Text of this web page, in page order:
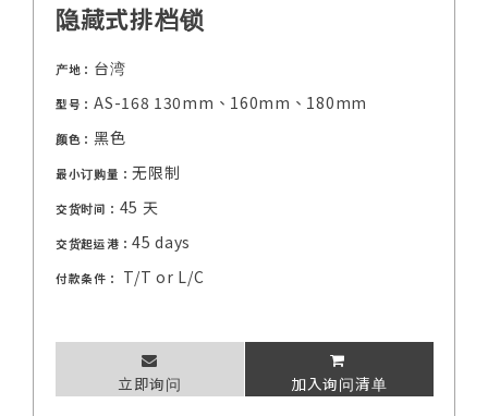
隐藏式排档锁
产地： 台湾
型号：AS-168 130mm、160mm、180mm
颜色：黑色
最小订购量：无限制
交货时间： 45 天
交货起运港：45 days
付款条件： T/T or L/C
立即询问 加入询问清单